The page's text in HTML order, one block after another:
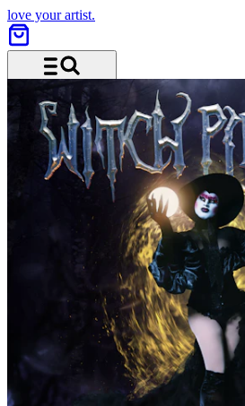
love your artist.
Menu and search